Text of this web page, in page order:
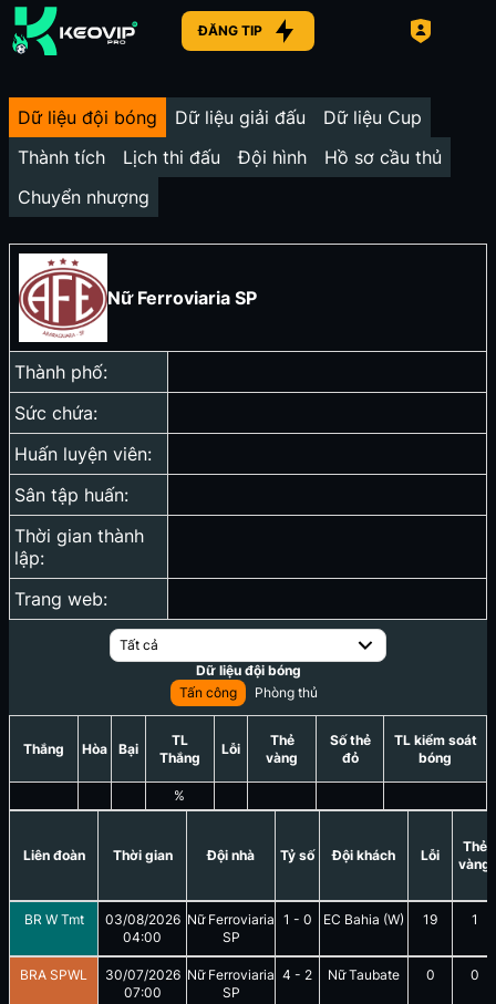
ĐĂNG TIP
Dữ liệu đội bóng Dữ liệu giải đấu
Dữ liệu Cup
Thành tích
Lịch thi đấu Đội hình
Hồ sơ cầu thủ
Chuyển nhượng
Nữ Ferroviaria SP
Thành phố:
Sức chứa:
Huấn luyện viên:
Sân tập huấn:
Thời gian thành
lập:
Trang web:
Tất cả
Dữ liệu đội bóng
Tấn công
Phòng thủ
Thắng Hòa Bại
TL
Thắng
%
Lỗi
Thẻ
vàng
Số thẻ
đỏ
TL kiểm soát
bóng
Liên đoàn Thời gian Đội nhà Tỷ số Đội khách Lỗi
Thẻ
vàng
BR W Tmt
03/08/2026
04:00
Nữ Ferroviaria
SP
1 - 0 EC Bahia (W) 19 1
BRA SPWL
30/07/2026
07:00
Nữ Ferroviaria
SP
4 - 2 Nữ Taubate 0 0